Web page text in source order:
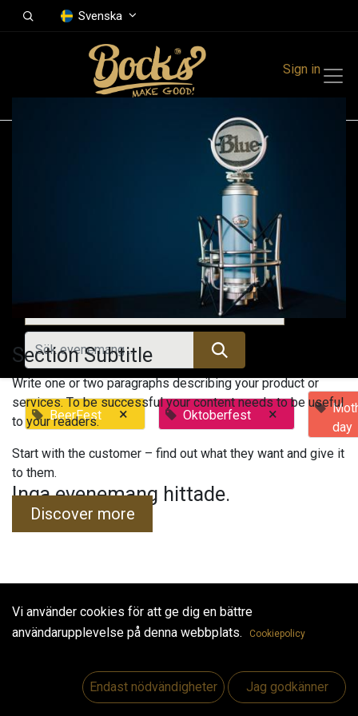
Svenska
Sign in
Kommande evenemang
BeerFest × Oktoberfest ×
day
Inga evenemang hittade.
Useful Links
Section Subtitle
Write one or two paragraphs describing your product or
services. To be successful your content needs to be useful
to your readers.
Start with the customer – find out what they want and give it
to them.
Discover more
Vi använder cookies för att ge dig en bättre
användarupplevelse på denna webbplats.
Cookiepolicy
Endast nödvändigheter Jag godkänner